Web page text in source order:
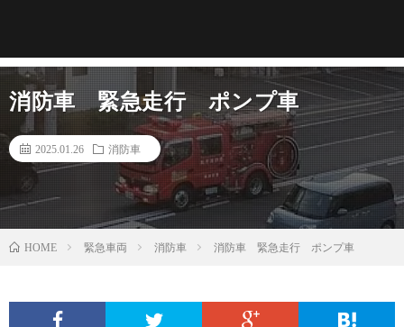
消防車 緊急走行 ポンプ車
2025.01.26 消防車
HOME 緊急車両 消防車 消防車 緊急走行 ポンプ車